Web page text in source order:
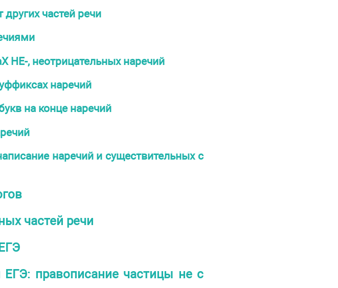
частей речи
НЕ-, неотрицательных наречий
наречий
на конце наречий
наречий и существительных с
частей речи
правописание частицы не с